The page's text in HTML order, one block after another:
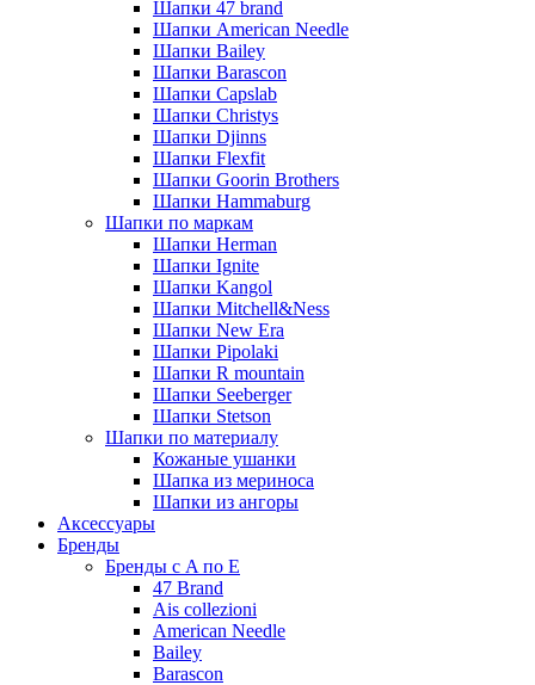
Шапки 47 brand
Шапки American Needle
Шапки Bailey
Шапки Barascon
Шапки Capslab
Шапки Christys
Шапки Djinns
Шапки Flexfit
Шапки Goorin Brothers
Шапки Hammaburg
Шапки по маркам
Шапки Herman
Шапки Ignite
Шапки Kangol
Шапки Mitchell&Ness
Шапки New Era
Шапки Pipolaki
Шапки R mountain
Шапки Seeberger
Шапки Stetson
Шапки по материалу
Кожаные ушанки
Шапка из мериноса
Шапки из ангоры
Аксессуары
Бренды
Бренды с A по E
47 Brand
Ais collezioni
American Needle
Bailey
Barascon